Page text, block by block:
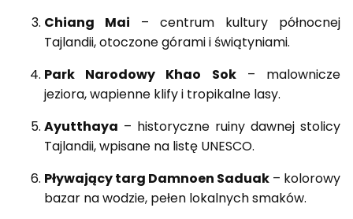
Chiang Mai – centrum kultury północnej
Tajlandii, otoczone górami i świątyniami.
Park Narodowy Khao Sok– malownicze
jeziora, wapienne klify i tropikalne lasy.
Ayutthaya – historyczne ruiny dawnej stolicy
Tajlandii, wpisane na listę UNESCO.
Pływający targ Damnoen Saduak – kolorowy
bazar na wodzie, pełen lokalnych smaków.